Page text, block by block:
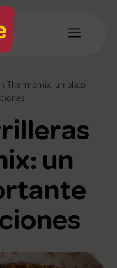
Menú
Thermomix: un plato
un